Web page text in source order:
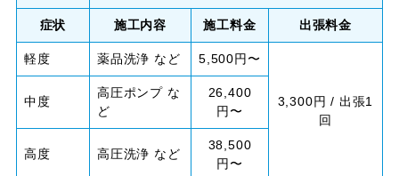
症状 施工内容 施工料金 出張料金
軽度 薬品洗浄 など 5,500円〜
3,300円 / 出張1
回
中度
高圧ポンプ な
ど
26,400
円〜
高度 高圧洗浄 など
38,500
円〜